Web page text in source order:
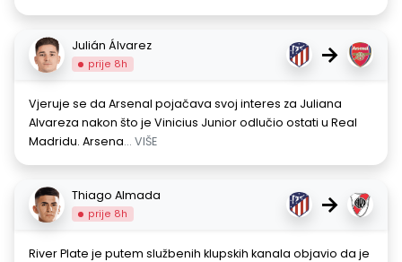
Julián Álvarez
prije 8h →
Vjeruje se da Arsenal pojačava svoj interes za Juliana
Alvareza nakon što je Vinicius Junior odlučio ostati u Real
Madridu. Arsena... VIŠE
Thiago Almada
prije 8h →
River Plate je putem službenih klupskih kanala objavio da je